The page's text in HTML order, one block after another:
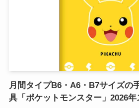
月間タイプB6・A6・B7サイズの
具「ポケットモンスター」2026